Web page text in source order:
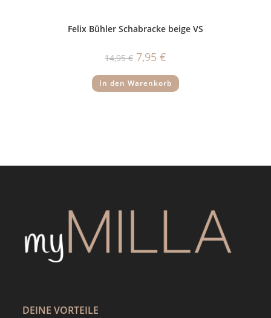
Felix Bühler Schabracke beige VS
14,95€ Ursprünglicher
Preis
14,95 €
7,95 €
7,95 €.
In den Warenkorb
DEINE VORTEILE